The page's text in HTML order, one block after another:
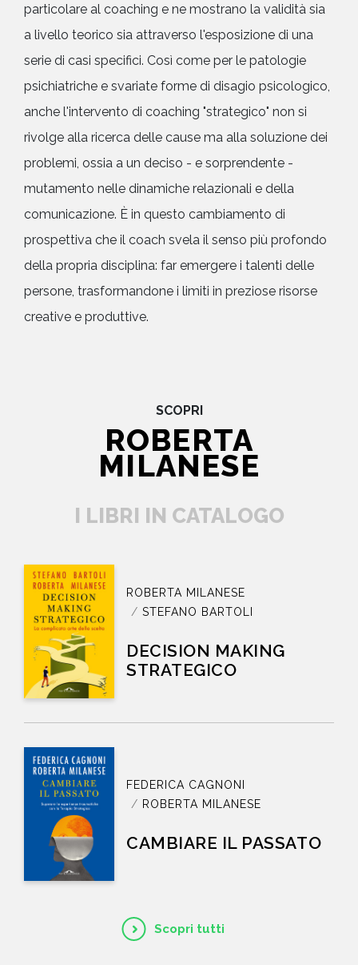
particolare al coaching e ne mostrano la validità sia
a livello teorico sia attraverso l'esposizione di una
serie di casi specifici. Così come per le patologie
psichiatriche e svariate forme di disagio psicologico,
anche l'intervento di coaching "strategico" non si
rivolge alla ricerca delle cause ma alla soluzione dei
problemi, ossia a un deciso - e sorprendente -
mutamento nelle dinamiche relazionali e della
comunicazione. È in questo cambiamento di
prospettiva che il coach svela il senso più profondo
della propria disciplina: far emergere i talenti delle
persone, trasformandone i limiti in preziose risorse
creative e produttive.
SCOPRI
ROBERTA
MILANESE
I LIBRI IN CATALOGO
Scopri tutti
ROBERTA MILANESE
STEFANO BARTOLI
DECISION MAKING
STRATEGICO
FEDERICA CAGNONI
ROBERTA MILANESE
CAMBIARE IL PASSATO